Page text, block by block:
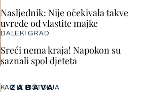
ZABAVA
KAO IZ PIŠTOLJA
Nasljednik: Nije očekivala takve
uvrede od vlastite majke
DALEKI GRAD
Sreći nema kraja! Napokon su
saznali spol djeteta